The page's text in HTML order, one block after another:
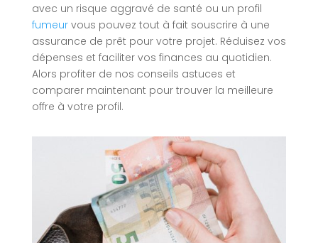
avec un risque aggravé de santé ou un profil
fumeurvous pouvez tout à fait souscrire à une
assurance de prêt pour votre projet. Réduisez vos
dépenses et faciliter vos finances au quotidien.
Alors profiter de nos conseils astuces et
comparer maintenant pour trouver la meilleure
offre à votre profil.